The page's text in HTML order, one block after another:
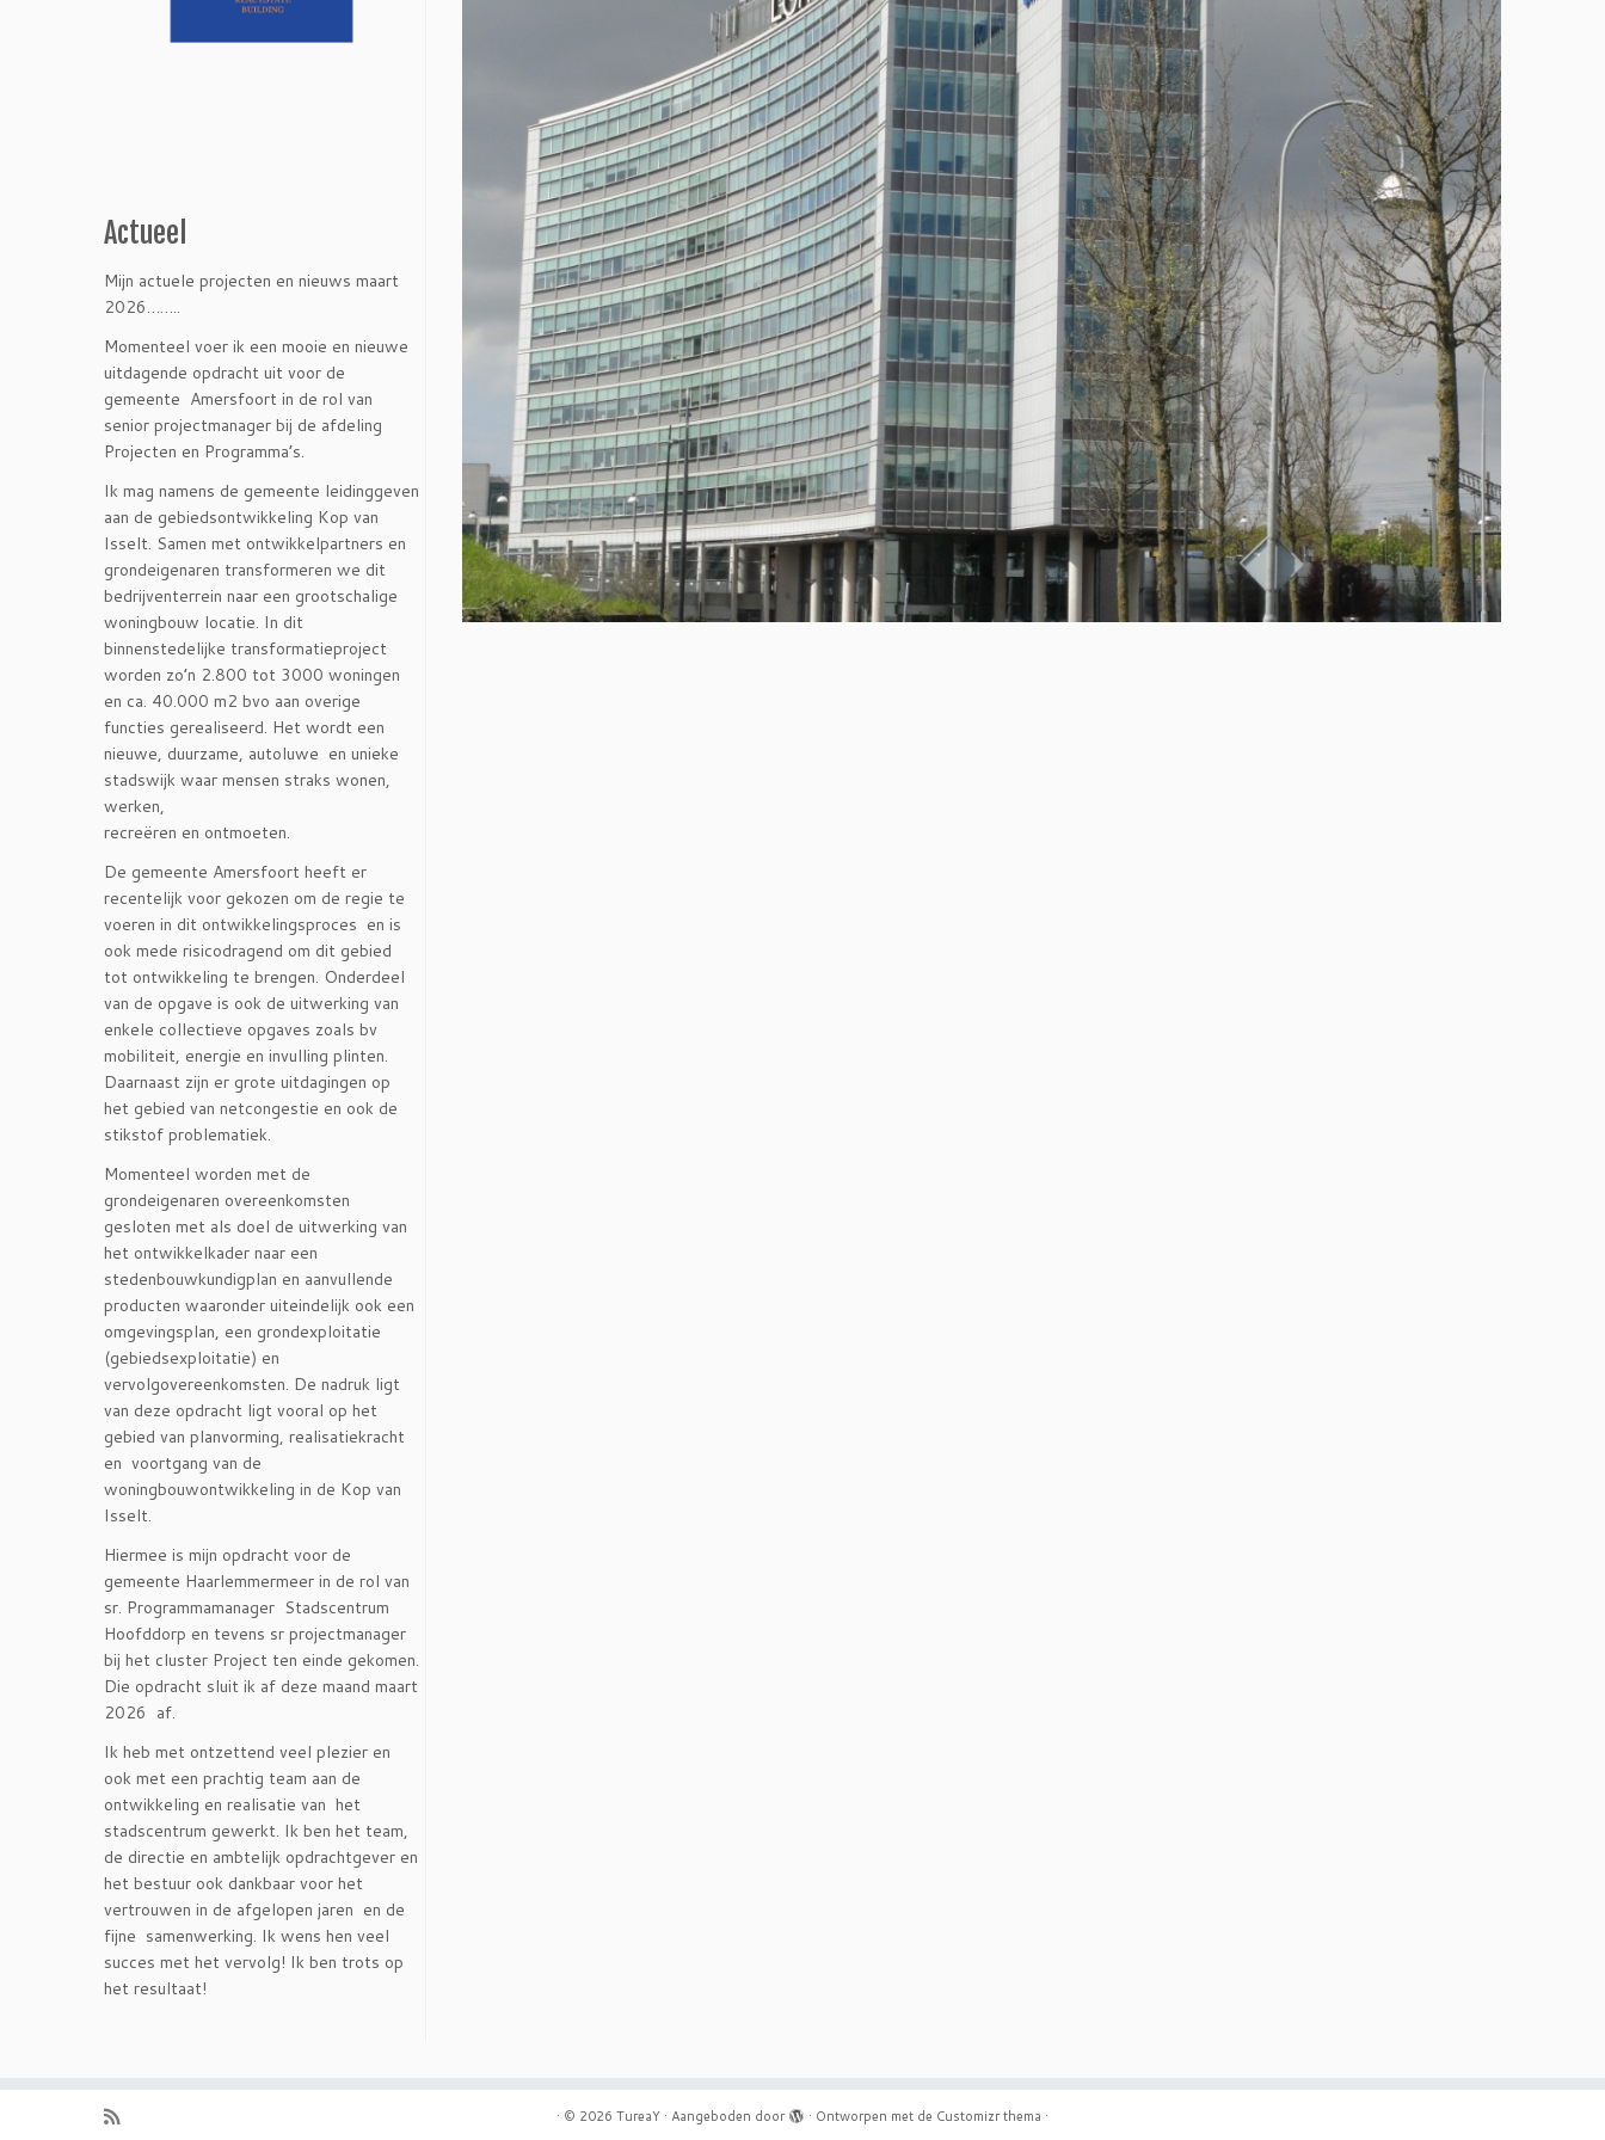
Actueel
Mijn actuele projecten en nieuws maart
2026……..
Momenteel voer ik een mooie en nieuwe
uitdagende opdracht uit voor de
gemeente Amersfoort in de rol van
senior projectmanager bij de afdeling
Projecten en Programma’s.
Ik mag namens de gemeente leidinggeven
aan de gebiedsontwikkeling Kop van
Isselt. Samen met ontwikkelpartners en
grondeigenaren transformeren we dit
bedrijventerrein naar een grootschalige
woningbouw locatie. In dit
binnenstedelijke transformatieproject
worden zo’n 2.800 tot 3000 woningen
en ca. 40.000 m2 bvo aan overige
functies gerealiseerd. Het wordt een
nieuwe, duurzame, autoluwe en unieke
stadswijk waar mensen straks wonen,
werken,
recreëren en ontmoeten.
De gemeente Amersfoort heeft er
recentelijk voor gekozen om de regie te
voeren in dit ontwikkelingsproces en is
ook mede risicodragend om dit gebied
tot ontwikkeling te brengen. Onderdeel
van de opgave is ook de uitwerking van
enkele collectieve opgaves zoals bv
mobiliteit, energie en invulling plinten.
Daarnaast zijn er grote uitdagingen op
het gebied van netcongestie en ook de
stikstof problematiek.
Momenteel worden met de
grondeigenaren overeenkomsten
gesloten met als doel de uitwerking van
het ontwikkelkader naar een
stedenbouwkundigplan en aanvullende
producten waaronder uiteindelijk ook een
omgevingsplan, een grondexploitatie
(gebiedsexploitatie) en
vervolgovereenkomsten. De nadruk ligt
van deze opdracht ligt vooral op het
gebied van planvorming, realisatiekracht
en voortgang van de
woningbouwontwikkeling in de Kop van
Isselt.
Hiermee is mijn opdracht voor de
gemeente Haarlemmermeer in de rol van
sr. Programmamanager Stadscentrum
Hoofddorp en tevens sr projectmanager
bij het cluster Project ten einde gekomen.
Die opdracht sluit ik af deze maand maart
2026 af.
Ik heb met ontzettend veel plezier en
ook met een prachtig team aan de
ontwikkeling en realisatie van het
stadscentrum gewerkt. Ik ben het team,
de directie en ambtelijk opdrachtgever en
het bestuur ook dankbaar voor het
vertrouwen in de afgelopen jaren en de
fijne samenwerking. Ik wens hen veel
succes met het vervolg! Ik ben trots op
het resultaat!
· © 2026 TureaY · Aangeboden door · Ontworpen met de Customizr thema ·